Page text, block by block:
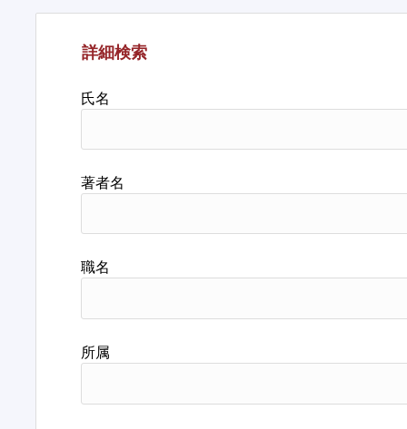
詳細検索
氏名
著者名
職名
所属